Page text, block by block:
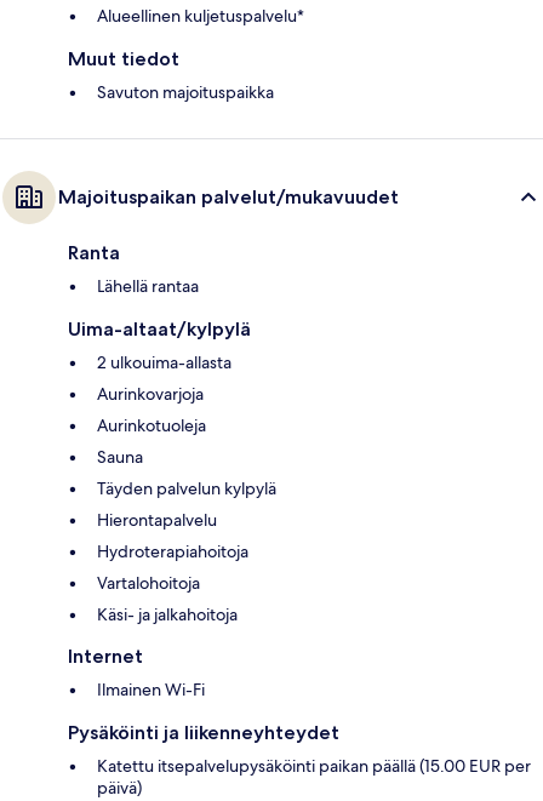
Alueellinen kuljetuspalvelu*
Muut tiedot
Savuton majoituspaikka
Majoituspaikan palvelut/mukavuudet
Ranta
Lähellä rantaa
Uima-altaat/kylpylä
2 ulkouima-allasta
Aurinkovarjoja
Aurinkotuoleja
Sauna
Täyden palvelun kylpylä
Hierontapalvelu
Hydroterapiahoitoja
Vartalohoitoja
Käsi- ja jalkahoitoja
Internet
Ilmainen Wi-Fi
Pysäköinti ja liikenneyhteydet
Katettu itsepalvelupysäköinti paikan päällä (15.00 EUR per
päivä)